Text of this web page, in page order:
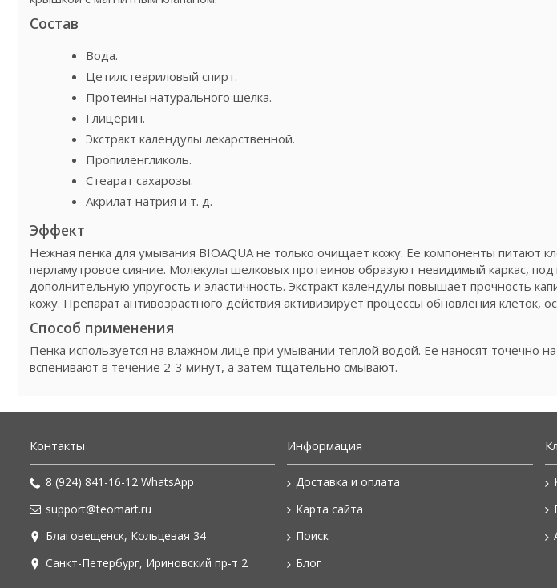
Состав
Вода.
Цетилстеариловый спирт.
Протеины натурального шелка.
Глицерин.
Экстракт календулы лекарственной.
Пропиленгликоль.
Стеарат сахарозы.
Акрилат натрия и т. д.
Эффект
Нежная пенка для умывания BIOAQUA не только очищает кожу. Ее компоненты питают
перламутровое сияние. Молекулы шелковых протеинов образуют невидимый каркас,
дополнительную упругость и эластичность. Экстракт календулы повышает прочность
кожу. Препарат антивозрастного действия активизирует процессы обновления клеток,
Способ применения
Пенка используется на влажном лице при умывании теплой водой. Ее наносят точечно
вспенивают в течение 2-3 минут, а затем тщательно смывают.
Контакты
8 (924) 841-16-12 WhatsApp
support@teomart.ru
Благовещенск, Кольцевая 34
Санкт-Петербург, Ириновский пр-т 2
Информация
Доставка и оплата
Карта сайта
Поиск
Блог